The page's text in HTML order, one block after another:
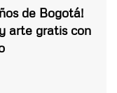
de Bogotá!
arte gratis con